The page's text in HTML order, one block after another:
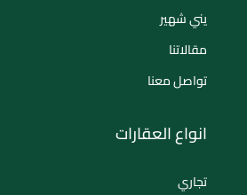
يني شهير
مقالاتنا
تواصل معنا
انواع العقارات
تجاري